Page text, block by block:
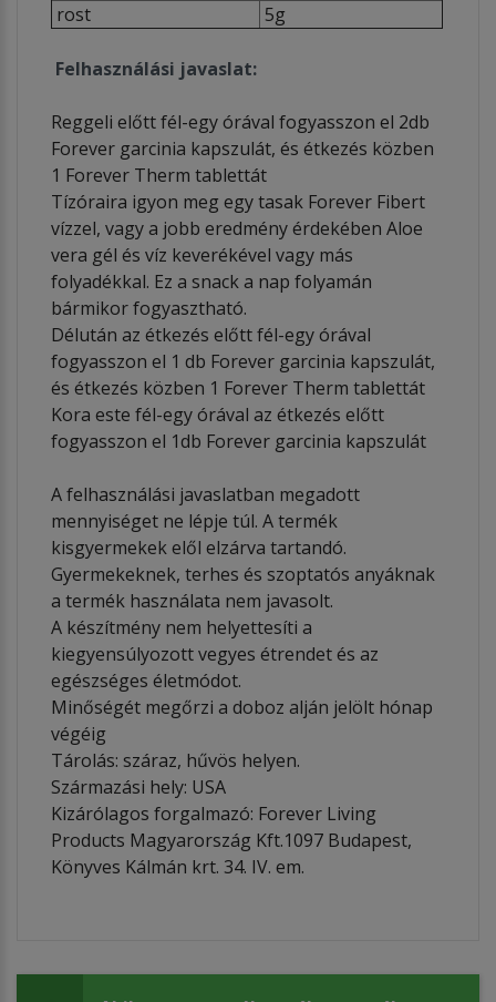
rost
5g
Felhasználási javaslat:
Reggeli előtt fél-egy órával fogyasszon el 2db
Forever garcinia kapszulát, és étkezés közben
1 Forever Therm tablettát
Tízóraira igyon meg egy tasak Forever Fibert
vízzel, vagy a jobb eredmény érdekében Aloe
vera gél és víz keverékével vagy más
folyadékkal. Ez a snack a nap folyamán
bármikor fogyasztható.
Délután az étkezés előtt fél-egy órával
fogyasszon el 1 db Forever garcinia kapszulát,
és étkezés közben 1 Forever Therm tablettát
Kora este fél-egy órával az étkezés előtt
fogyasszon el 1db Forever garcinia kapszulát
A felhasználási javaslatban megadott
mennyiséget ne lépje túl. A termék
kisgyermekek elől elzárva tartandó.
Gyermekeknek, terhes és szoptatós anyáknak
a termék használata nem javasolt.
A készítmény nem helyettesíti a
kiegyensúlyozott vegyes étrendet és az
egészséges életmódot.
Minőségét megőrzi a doboz alján jelölt hónap
végéig
Tárolás: száraz, hűvös helyen.
Származási hely: USA
Kizárólagos forgalmazó: Forever Living
Products Magyarország Kft.1097 Budapest,
Könyves Kálmán krt. 34. IV. em.